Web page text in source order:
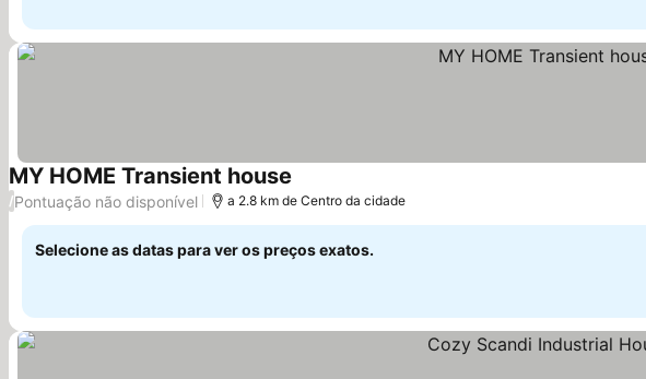
MY HOME Transient house
/Pontuação não disponível a 2.8 km de Centro da cidade
Selecione as datas para ver os preços exatos.